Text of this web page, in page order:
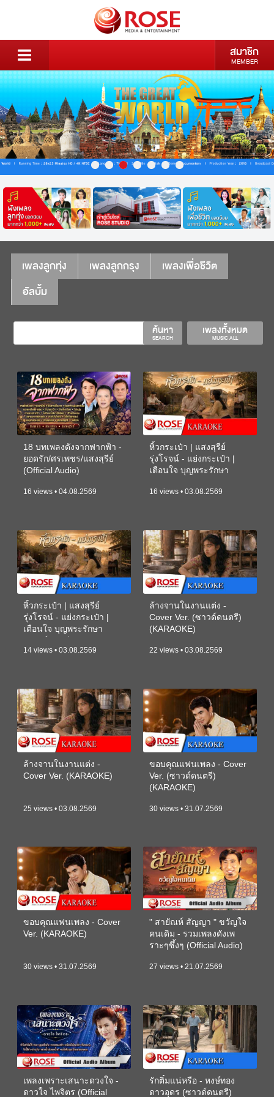
สมาชิก
MEMBER
เพลงลูกทุ่ง เพลงลูกกรุง
เพลงเพื่อชีวิต
อัลบั้ม
เพลงทั้งหมด
MUSIC ALL
ค้นหา
SEARCH
18 บทเพลงดังจากฟากฟ้า -
ยอดรัก/ศรเพชร/แสงสุรีย์
(Official Audio)
16 views • 04.08.2569
หิ้วกระเป๋า | แสงสุรีย์
รุ่งโรจน์ - แย่งกระเป๋า |
เตือนใจ บุญพระรักษา
16 views • 03.08.2569
หิ้วกระเป๋า | แสงสุรีย์
รุ่งโรจน์ - แย่งกระเป๋า |
เตือนใจ บุญพระรักษา
14 views • 03.08.2569
ล้างจานในงานแต่ง -
Cover Ver. (ซาวด์ดนตรี)
(KARAOKE)
22 views • 03.08.2569
ล้างจานในงานแต่ง -
Cover Ver. (KARAOKE)
25 views • 03.08.2569
ขอบคุณแฟนเพลง - Cover
Ver. (ซาวด์ดนตรี)
(KARAOKE)
30 views • 31.07.2569
ขอบคุณแฟนเพลง - Cover
Ver. (KARAOKE)
30 views • 31.07.2569
" สายัณห์ สัญญา " ขวัญใจ
คนเดิม - รวมเพลงดังเพ
ราะๆซึ้งๆ (Official Audio)
27 views • 21.07.2569
เพลงเพราะเสนาะดวงใจ -
ดาวใจ ไพจิตร (Official
รักติ๋มแน่หรือ - หงษ์ทอง
ดาวอุดร (ซาวด์ดนตรี)